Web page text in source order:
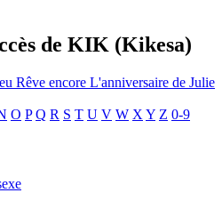
de KIK (Kikesa)
Rêve encore L'anniversaire de Julie
O P Q R S T U V W X Y Z 0-9